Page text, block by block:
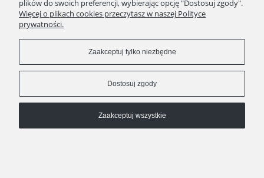
SKLEP
ZAKUPY
INFORMACJE
kontakt511 29 29 99
KAWEO since 2008
plików do swoich preferencji, wybierając opcję "Dostosuj zgody".
Więcej o plikach cookies przeczytasz w naszej Polityce
prywatności.
Zaakceptuj tylko niezbędne
Dostosuj zgody
Zaakceptuj wszystkie